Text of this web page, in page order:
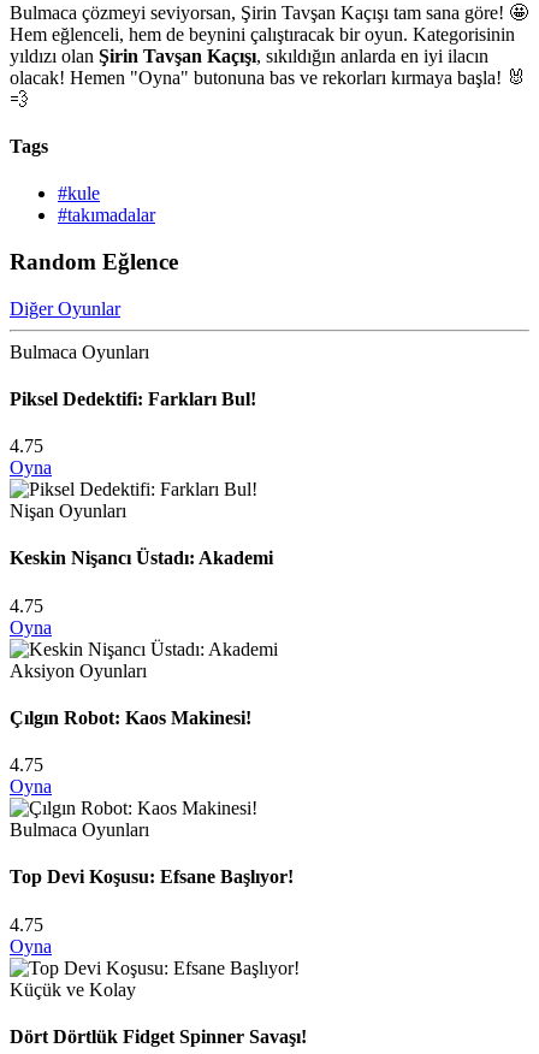
Bulmaca çözmeyi seviyorsan, Şirin Tavşan Kaçışı tam sana göre! 🤩
Hem eğlenceli, hem de beynini çalıştıracak bir oyun. Kategorisinin
yıldızı olan Şirin Tavşan Kaçışı, sıkıldığın anlarda en iyi ilacın
olacak! Hemen "Oyna" butonuna bas ve rekorları kırmaya başla! 🐰
💨
Tags
#kule
#takımadalar
Random Eğlence
Diğer Oyunlar
Bulmaca Oyunları
Piksel Dedektifi: Farkları Bul!
4.75
Oyna
Nişan Oyunları
Keskin Nişancı Üstadı: Akademi
4.75
Oyna
Aksiyon Oyunları
Çılgın Robot: Kaos Makinesi!
4.75
Oyna
Bulmaca Oyunları
Top Devi Koşusu: Efsane Başlıyor!
4.75
Oyna
Küçük ve Kolay
Dört Dörtlük Fidget Spinner Savaşı!